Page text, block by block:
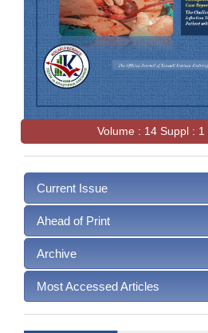
Volume : 14 Suppl : 1
Current Issue
Ahead of Print
Archive
Most Accessed Articles